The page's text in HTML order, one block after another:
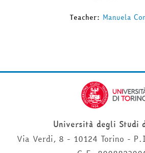
Teacher: Manuela
Università degli Studi
Via Verdi, 8 - 10124 Torino -